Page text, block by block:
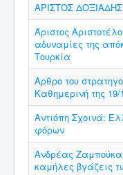
ΑΡΙΣΤΟΣ
Άριστος
αδυναμίες της
Τουρκία
Αρθρο του
Καθημερινή της 19/
Αντιόπη Σχοινά:
φόρων
Ανδρέας
καμήλες βγάζεις